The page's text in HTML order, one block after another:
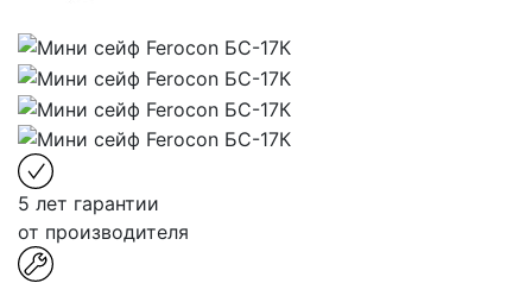
5 лет гарантии
от производителя